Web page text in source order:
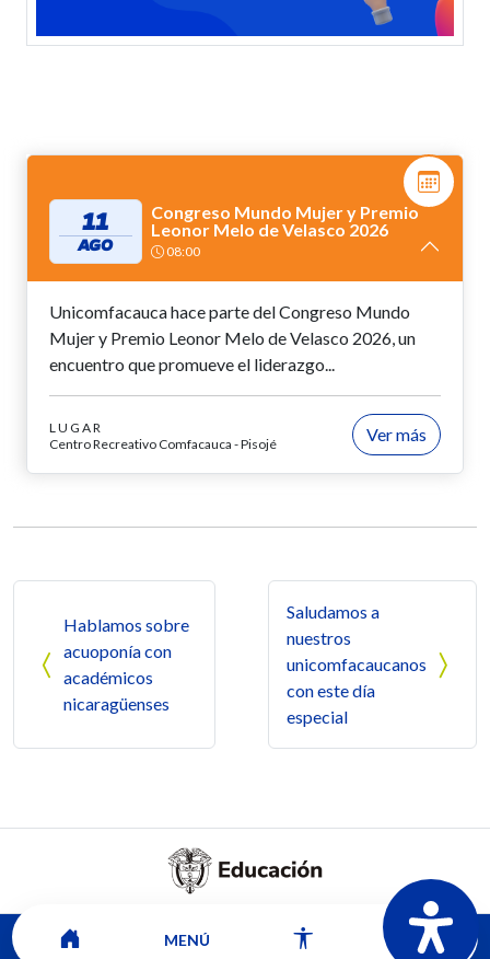
11
AGO
Congreso Mundo Mujer y Premio
Leonor Melo de Velasco 2026
08:00
Unicomfacauca hace parte del Congreso Mundo
Mujer y Premio Leonor Melo de Velasco 2026, un
encuentro que promueve el liderazgo...
LUGAR
Centro Recreativo Comfacauca - Pisojé
Ver más
Hablamos sobre
acuoponía con
académicos
nicaragüenses
Saludamos a
nuestros
unicomfacaucanos
con este día
especial
MENÚ